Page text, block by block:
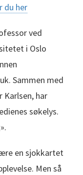
du her
ved
i Oslo
Sammen med
har
søkelys.
en sjokkartet
Men så